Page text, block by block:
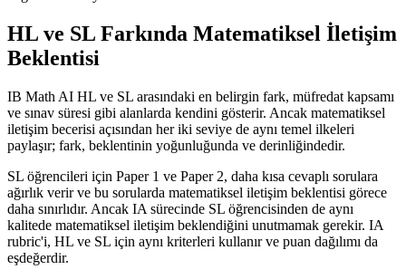
HL ve SL Farkında Matematiksel İletişim
Beklentisi
IB Math AI HL ve SL arasındaki en belirgin fark, müfredat kapsamı
ve sınav süresi gibi alanlarda kendini gösterir. Ancak matematiksel
iletişim becerisi açısından her iki seviye de aynı temel ilkeleri
paylaşır; fark, beklentinin yoğunluğunda ve derinliğindedir.
SL öğrencileri için Paper 1 ve Paper 2, daha kısa cevaplı sorulara
ağırlık verir ve bu sorularda matematiksel iletişim beklentisi görece
daha sınırlıdır. Ancak IA sürecinde SL öğrencisinden de aynı
kalitede matematiksel iletişim beklendiğini unutmamak gerekir. IA
rubric'i, HL ve SL için aynı kriterleri kullanır ve puan dağılımı da
eşdeğerdir.